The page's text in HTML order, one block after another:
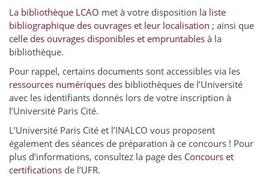
La bibliothèque LCAO met à votre disposition la liste
bibliographique des ouvrages et leur localisation ; ainsi que
celle des ouvrages disponibles et empruntables à la
bibliothèque.
Pour rappel, certains documents sont accessibles via les
ressources numériques des bibliothèques de l’Université
avec les identifiants donnés lors de votre inscription à
l’Université Paris Cité.
L’Université Paris Cité et l’INALCO vous proposent
également des séances de préparation à ce concours ! Pour
plus d’informations, consultez la page des Concours et
certifications de l’UFR.